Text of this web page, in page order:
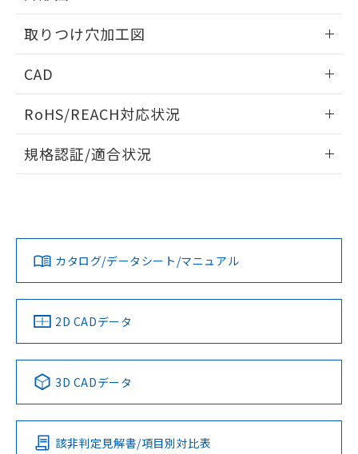
取りつけ穴加工図
CAD
ドすることができます。
ログイン/会員登録
ダウンロードデータをご利用いただく前に、以下を必ずお読
みください。
ソフトウェアの使用条件
RoHS/REACH対応状況
EU RoHS 注意事項・凡例
対応済み
中国 RoHS 注意事項・凡例
Pb Hg Cd Cr(VI)
O
規格認証/適合状況
カタログ/データシート/マニュアル
2D CADデータ
3D CADデータ
該非判定見解書/項目別対比表
引・商談に必要な範囲で利用すること
をご了承ください。
※当社の共同利用者とは、
指します。
とができます。
EU RoHS指令（10物質）の非含有証明書
51物質の非含有証明書（当社基準）
るもので、過去に遡って非含有を証明する
ものではありません。
また、RoHS指令のフタル酸エステル類４
荷製品に未対応品が混在することから備考
欄に対応日を記載しておりました。
す。